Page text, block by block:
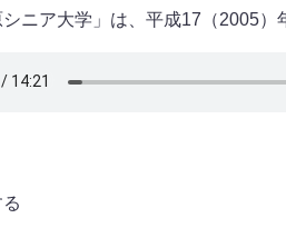
シニア大学」は、平成17（2005